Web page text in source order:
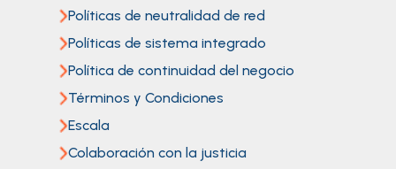
Políticas de neutralidad de red
Políticas de sistema integrado
Política de continuidad del negocio
Términos y Condiciones
Escala
Colaboración con la justicia